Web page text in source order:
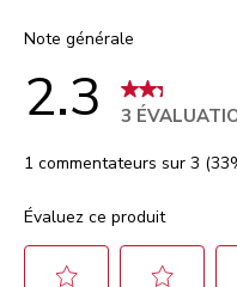
Note générale
2.3 3
1 commentateurs sur 3
Évaluez ce produit